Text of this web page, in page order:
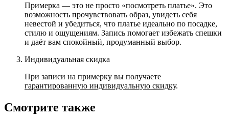
Примерка — это не просто «посмотреть платье». Это
возможность прочувствовать образ, увидеть себя
невестой и убедиться, что платье идеально по посадке,
стилю и ощущениям. Запись помогает избежать спешки
и даёт вам спокойный, продуманный выбор.
Индивидуальная скидка
При записи на примерку вы получаете
гарантированную индивидуальную скидку.
Смотрите также